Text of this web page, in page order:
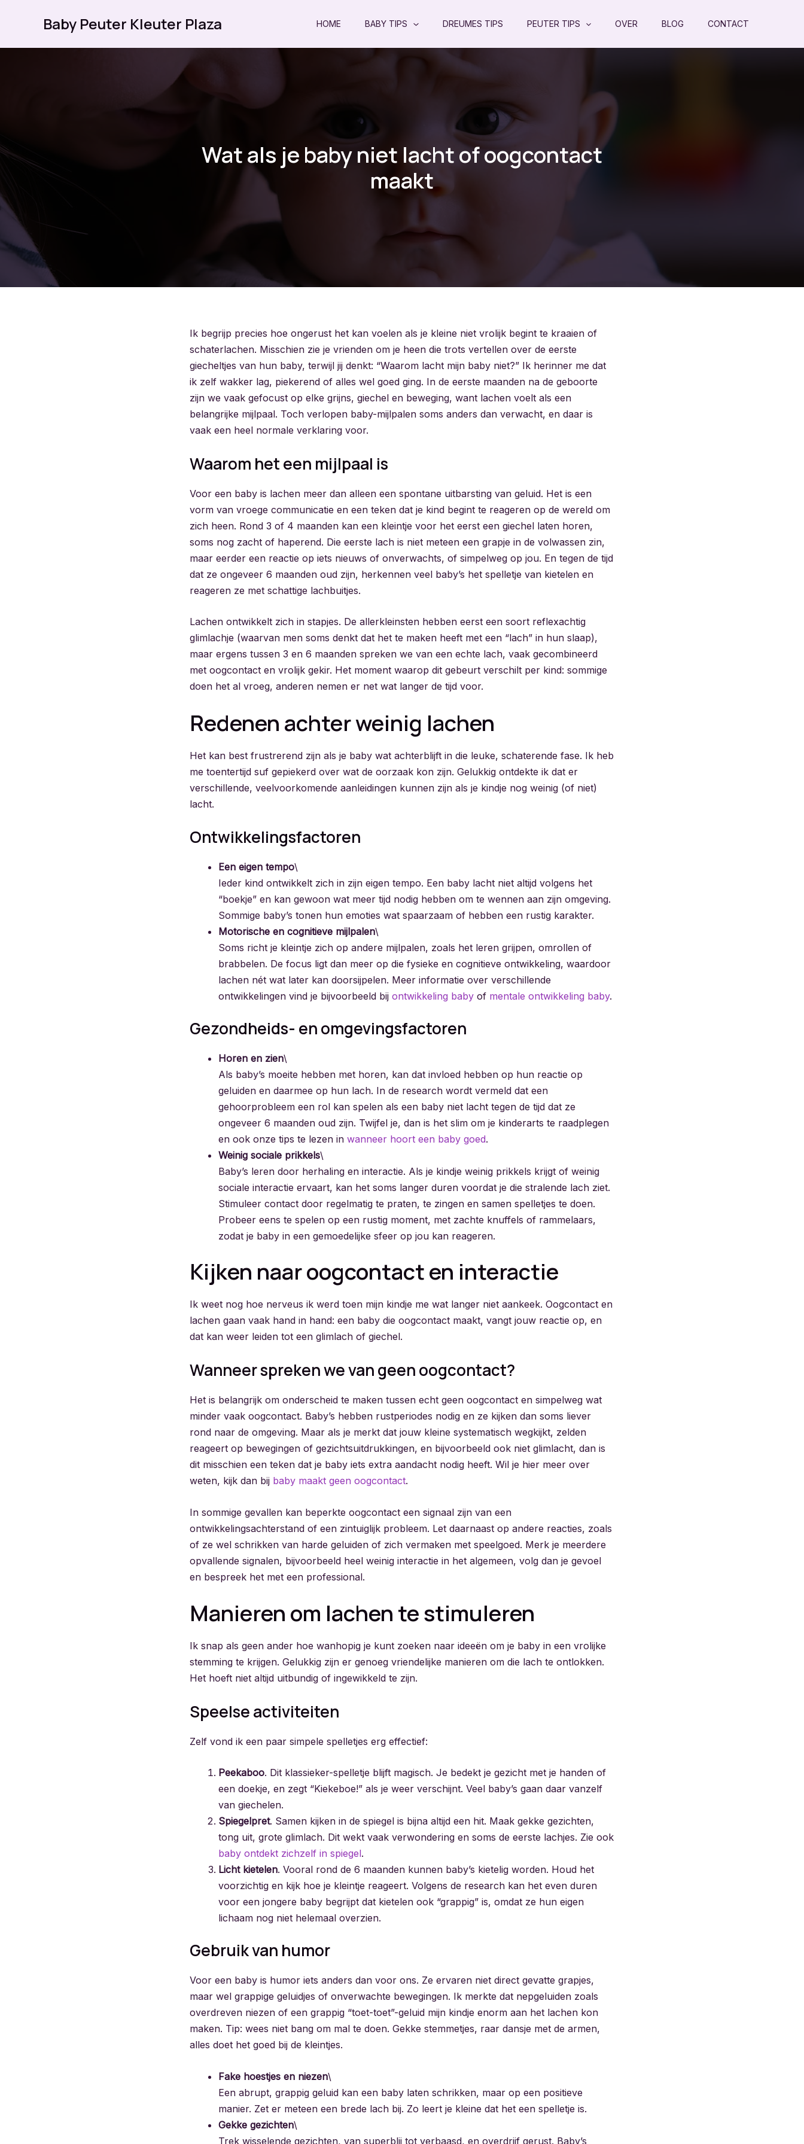
Baby Peuter Kleuter Plaza HOME BABY TIPS DREUMES TIPS PEUTER TIPS OVER BLOG CONTACT
Wat als je baby niet lacht of oogcontact
maakt
Ik begrijp precies hoe ongerust het kan voelen als je kleine niet vrolijk begint te kraaien of
schaterlachen. Misschien zie je vrienden om je heen die trots vertellen over de eerste
giecheltjes van hun baby, terwijl jij denkt: “Waarom lacht mijn baby niet?” Ik herinner me dat
ik zelf wakker lag, piekerend of alles wel goed ging. In de eerste maanden na de geboorte
zijn we vaak gefocust op elke grijns, giechel en beweging, want lachen voelt als een
belangrijke mijlpaal. Toch verlopen baby-mijlpalen soms anders dan verwacht, en daar is
vaak een heel normale verklaring voor.
Waarom het een mijlpaal is
Voor een baby is lachen meer dan alleen een spontane uitbarsting van geluid. Het is een
vorm van vroege communicatie en een teken dat je kind begint te reageren op de wereld om
zich heen. Rond 3 of 4 maanden kan een kleintje voor het eerst een giechel laten horen,
soms nog zacht of haperend. Die eerste lach is niet meteen een grapje in de volwassen zin,
maar eerder een reactie op iets nieuws of onverwachts, of simpelweg op jou. En tegen de tijd
dat ze ongeveer 6 maanden oud zijn, herkennen veel baby’s het spelletje van kietelen en
reageren ze met schattige lachbui­tjes.
Lachen ontwikkelt zich in stapjes. De allerkleinsten hebben eerst een soort reflexachtig
glimlachje (waarvan men soms denkt dat het te maken heeft met een “lach” in hun slaap),
maar ergens tussen 3 en 6 maanden spreken we van een echte lach, vaak gecombineerd
met oogcontact en vrolijk gekir. Het moment waarop dit gebeurt verschilt per kind: sommige
doen het al vroeg, anderen nemen er net wat langer de tijd voor.
Redenen achter weinig lachen
Het kan best frustrerend zijn als je baby wat achterblijft in die leuke, schaterende fase. Ik heb
me toentertijd suf gepiekerd over wat de oorzaak kon zijn. Gelukkig ontdekte ik dat er
verschillende, veelvoorkomende aanleidingen kunnen zijn als je kindje nog weinig (of niet)
lacht.
Ontwikkelingsfactoren
Een eigen tempo\
Ieder kind ontwikkelt zich in zijn eigen tempo. Een baby lacht niet altijd volgens het
“boekje” en kan gewoon wat meer tijd nodig hebben om te wennen aan zijn omgeving.
Sommige baby’s tonen hun emoties wat spaarzaam of hebben een rustig karakter.
Motorische en cognitieve mijlpalen\
Soms richt je kleintje zich op andere mijlpalen, zoals het leren grijpen, omrollen of
brabbelen. De focus ligt dan meer op die fysieke en cognitieve ontwikkeling, waardoor
lachen nét wat later kan doorsijpelen. Meer informatie over verschillende
ontwikkelingen vind je bijvoorbeeld bij ontwikkeling baby of mentale ontwikkeling baby.
Gezondheids- en omgevingsfactoren
Horen en zien\
Als baby’s moeite hebben met horen, kan dat invloed hebben op hun reactie op
geluiden en daarmee op hun lach. In de research wordt vermeld dat een
gehoorprobleem een rol kan spelen als een baby niet lacht tegen de tijd dat ze
ongeveer 6 maanden oud zijn. Twijfel je, dan is het slim om je kinderarts te raadplegen
en ook onze tips te lezen in wanneer hoort een baby goed.
Weinig sociale prikkels\
Baby’s leren door herhaling en interactie. Als je kindje weinig prikkels krijgt of weinig
sociale interactie ervaart, kan het soms langer duren voordat je die stralende lach ziet.
Stimuleer contact door regelmatig te praten, te zingen en samen spelletjes te doen.
Probeer eens te spelen op een rustig moment, met zachte knuffels of rammelaars,
zodat je baby in een gemoedelijke sfeer op jou kan reageren.
Kijken naar oogcontact en interactie
Ik weet nog hoe nerveus ik werd toen mijn kindje me wat langer niet aankeek. Oogcontact en
lachen gaan vaak hand in hand: een baby die oogcontact maakt, vangt jouw reactie op, en
dat kan weer leiden tot een glimlach of giechel.
Wanneer spreken we van geen oogcontact?
Het is belangrijk om onderscheid te maken tussen echt geen oogcontact en simpelweg wat
minder vaak oogcontact. Baby’s hebben rustperiodes nodig en ze kijken dan soms liever
rond naar de omgeving. Maar als je merkt dat jouw kleine systematisch wegkijkt, zelden
reageert op bewegingen of gezichtsuitdrukkingen, en bijvoorbeeld ook niet glimlacht, dan is
dit misschien een teken dat je baby iets extra aandacht nodig heeft. Wil je hier meer over
weten, kijk dan bij baby maakt geen oogcontact.
In sommige gevallen kan beperkte oogcontact een signaal zijn van een
ontwikkelingsachterstand of een zintuiglijk probleem. Let daarnaast op andere reacties, zoals
of ze wel schrikken van harde geluiden of zich vermaken met speelgoed. Merk je meerdere
opvallende signalen, bijvoorbeeld heel weinig interactie in het algemeen, volg dan je gevoel
en bespreek het met een professional.
Manieren om lachen te stimuleren
Ik snap als geen ander hoe wanhopig je kunt zoeken naar ideeën om je baby in een vrolijke
stemming te krijgen. Gelukkig zijn er genoeg vriendelijke manieren om die lach te ontlokken.
Het hoeft niet altijd uitbundig of ingewikkeld te zijn.
Speelse activiteiten
Zelf vond ik een paar simpele spelletjes erg effectief:
Peekaboo. Dit klassieker-spelletje blijft magisch. Je bedekt je gezicht met je handen of
een doekje, en zegt “Kiekeboe!” als je weer verschijnt. Veel baby’s gaan daar vanzelf
van giechelen.
Spiegelpret. Samen kijken in de spiegel is bijna altijd een hit. Maak gekke gezichten,
tong uit, grote glimlach. Dit wekt vaak verwondering en soms de eerste lachjes. Zie ook
baby ontdekt zichzelf in spiegel.
Licht kietelen. Vooral rond de 6 maanden kunnen baby’s kietelig worden. Houd het
voorzichtig en kijk hoe je kleintje reageert. Volgens de research kan het even duren
voor een jongere baby begrijpt dat kietelen ook “grappig” is, omdat ze hun eigen
lichaam nog niet helemaal overzien.
Gebruik van humor
Voor een baby is humor iets anders dan voor ons. Ze ervaren niet direct gevatte grapjes,
maar wel grappige geluidjes of onverwachte bewegingen. Ik merkte dat nepgeluiden zoals
overdreven niezen of een grappig “toet-toet”-geluid mijn kindje enorm aan het lachen kon
maken. Tip: wees niet bang om mal te doen. Gekke stemmetjes, raar dansje met de armen,
alles doet het goed bij de kleintjes.
Fake hoestjes en niezen\
Een abrupt, grappig geluid kan een baby laten schrikken, maar op een positieve
manier. Zet er meteen een brede lach bij. Zo leert je kleine dat het een spelletje is.
Gekke gezichten\
Trek wisselende gezichten, van superblij tot verbaasd, en overdrijf gerust. Baby’s